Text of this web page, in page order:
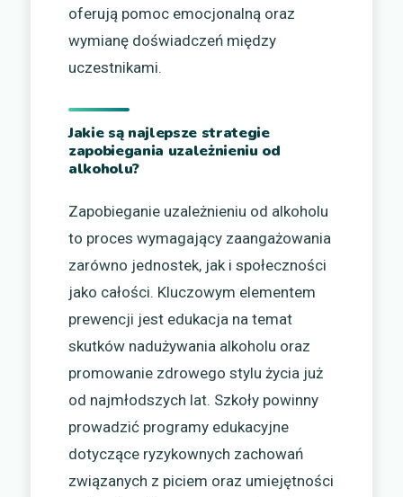
oferują pomoc emocjonalną oraz
wymianę doświadczeń między
uczestnikami.
Jakie są najlepsze strategie
zapobiegania uzależnieniu od
alkoholu?
Zapobieganie uzależnieniu od alkoholu
to proces wymagający zaangażowania
zarówno jednostek, jak i społeczności
jako całości. Kluczowym elementem
prewencji jest edukacja na temat
skutków nadużywania alkoholu oraz
promowanie zdrowego stylu życia już
od najmłodszych lat. Szkoły powinny
prowadzić programy edukacyjne
dotyczące ryzykownych zachowań
związanych z piciem oraz umiejętności